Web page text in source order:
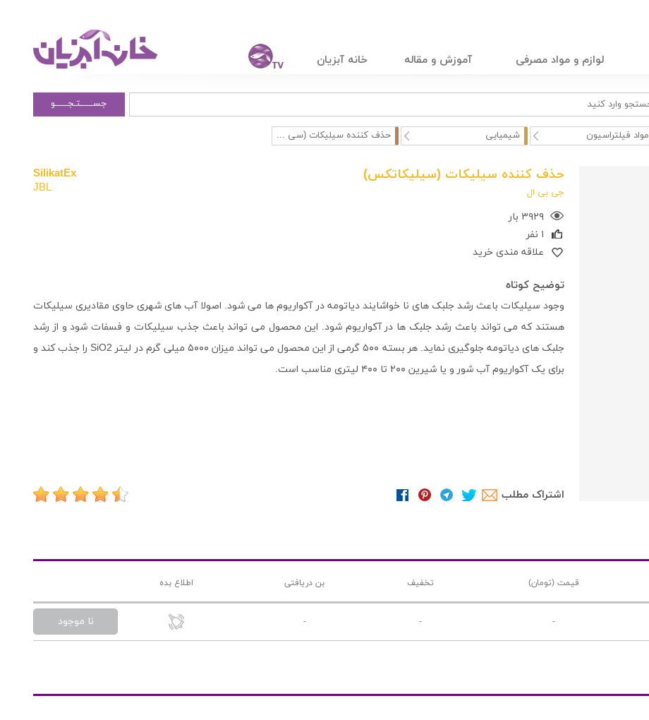
لوازم و مواد مصرفی آموزش و مقاله خانه آبزیان
جســــــتـجــــــو
مواد فیلتراسیون شیمیایی حذف کننده سیلیکات (سی ...
حذف کننده سیلیکات (سیلیکاتکس)
جی بی ال
۳۹۲۹ بار
۱ نفر
علاقه مندی خرید
SilikatEx
JBL
توضیح کوتاه
وجود سیلیکات باعث رشد جلبک های نا خواشایند دیاتومه در آکواریوم ها می شود. اصولا آب های شهری حاوی مقادیری سیلیکات
هستند که می تواند باعث رشد جلبک ها در آکواریوم شود. این محصول می تواند باعث جذب سیلیکات و فسفات شود و از رشد
جلبک های دیاتومه جلوگیری نماید. هر بسته ۵۰۰ گرمی از این محصول می تواند میزان ۵۰۰۰ میلی گرم در لیتر SiO2 را جذب کند و
برای یک آکواریوم آب شور و یا شیرین ۲۰۰ تا ۴۰۰ لیتری مناسب است.
اشتراک مطلب
قیمت (تومان) تخفیف بن دریافتی اطلاع بده
-
-
- نا موجود